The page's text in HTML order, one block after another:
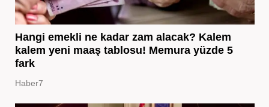
Hangi emekli ne kadar zam alacak? Kalem
kalem yeni maaş tablosu! Memura yüzde 5
fark
Haber7